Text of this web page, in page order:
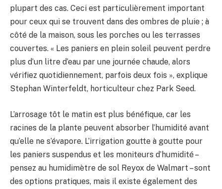
plupart des cas. Ceci est particulièrement important
pour ceux qui se trouvent dans des ombres de pluie ; à
côté de la maison, sous les porches ou les terrasses
couvertes. « Les paniers en plein soleil peuvent perdre
plus d’un litre d’eau par une journée chaude, alors
vérifiez quotidiennement, parfois deux fois », explique
Stephan Winterfeldt, horticulteur chez Park Seed.
L’arrosage tôt le matin est plus bénéfique, car les
racines de la plante peuvent absorber l’humidité avant
qu’elle ne s’évapore. L’irrigation goutte à goutte pour
les paniers suspendus et les moniteurs d’humidité –
pensez au humidimètre de sol Reyox de Walmart – sont
des options pratiques, mais il existe également des